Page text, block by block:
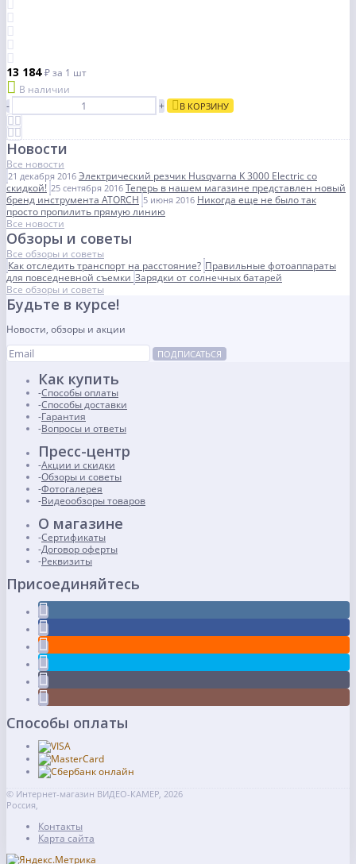
13 184₽за 1 шт
В наличии
-
+ В КОРЗИНУ
Новости
Все новости
21 декабря 2016 Электрический резчик Husqvarna K 3000 Electric со
скидкой! 25 сентября 2016 Теперь в нашем магазине представлен новый
бренд инструмента ATORCH 5 июня 2016 Никогда еще не было так
просто пропилить прямую линию
Все новости
Обзоры и советы
Все обзоры и советы
Как отследить транспорт на расстояние? Правильные фотоаппараты
для повседневной съемки Зарядки от солнечных батарей
Все обзоры и советы
Будьте в курсе!
Новости, обзоры и акции
ПОДПИСАТЬСЯ
Как купить
Способы оплаты
Способы доставки
Гарантия
Вопросы и ответы
Пресс-центр
Акции и скидки
Обзоры и советы
Фотогалерея
Видеообзоры товаров
О магазине
Сертификаты
Договор оферты
Реквизиты
Присоединяйтесь
Способы оплаты
© Интернет-магазин ВИДЕО-КАМЕР, 2026
Россия,
Контакты
Карта сайта